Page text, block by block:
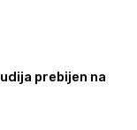
prebijen na